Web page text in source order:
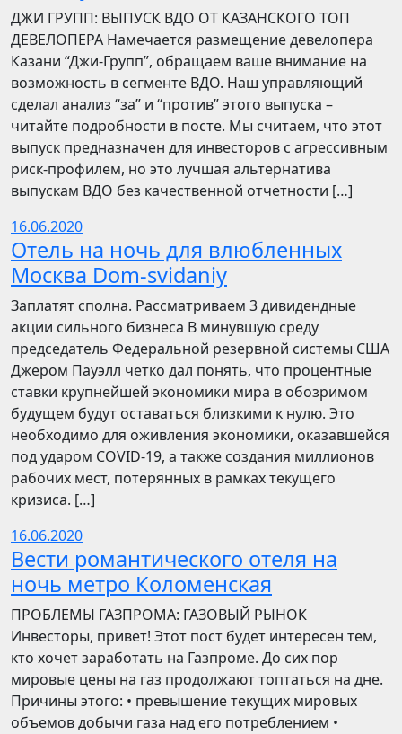
​​ДЖИ ГРУПП: ВЫПУСК ВДО ОТ КАЗАНСКОГО ТОП
ДЕВЕЛОПЕРА Намечается размещение девелопера
Казани “Джи-Групп”, обращаем ваше внимание на
возможность в сегменте ВДО. Наш управляющий
сделал анализ “за” и “против” этого выпуска –
читайте подробности в посте. Мы считаем, что этот
выпуск предназначен для инвесторов с агрессивным
риск-профилем, но это лучшая альтернатива
выпускам ВДО без качественной отчетности […]
16.06.2020
Отель на ночь для влюбленных
Москва Dom-svidaniy
Заплатят сполна. Рассматриваем 3 дивидендные
акции сильного бизнеса В минувшую среду
председатель Федеральной резервной системы США
Джером Пауэлл четко дал понять, что процентные
ставки крупнейшей экономики мира в обозримом
будущем будут оставаться близкими к нулю. Это
необходимо для оживления экономики, оказавшейся
под ударом COVID-19, а также создания миллионов
рабочих мест, потерянных в рамках текущего
кризиса. […]
16.06.2020
Вести романтического отеля на
ночь метро Коломенская
ПРОБЛЕМЫ ГАЗПРОМА: ГАЗОВЫЙ РЫНОК
Инвесторы, привет! Этот пост будет интересен тем,
кто хочет заработать на Газпроме. До сих пор
мировые цены на газ продолжают топтаться на дне.
Причины этого: • превышение текущих мировых
объемов добычи газа над его потреблением •